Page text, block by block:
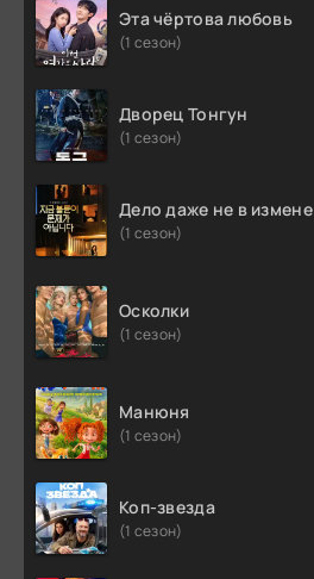
Эта чёртова любовь
(1 сезон)
Дворец Тонгун
(1 сезон)
Дело даже не в измене
(1 сезон)
Осколки
(1 сезон)
Манюня
(1 сезон)
Коп-звезда
(1 сезон)